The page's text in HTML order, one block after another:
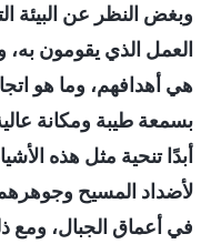
وبغض النظر عن البيئة
العمل الذي يقومون
هي أهدافهم، وما هو
بسمعة طيبة ومكانة
أبدًا تنحية مثل هذه
لأضداد المسيح
في أعماق الجبال، ومع